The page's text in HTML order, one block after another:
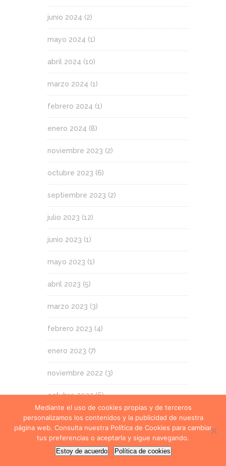
junio 2024 (2)
mayo 2024 (1)
abril 2024 (10)
marzo 2024 (1)
febrero 2024 (1)
enero 2024 (8)
noviembre 2023 (2)
octubre 2023 (6)
septiembre 2023 (2)
julio 2023 (12)
junio 2023 (1)
mayo 2023 (1)
abril 2023 (5)
marzo 2023 (3)
febrero 2023 (4)
enero 2023 (7)
noviembre 2022 (3)
octubre 2022(6)
septiembre 2022(2)
julio 2022(3)
Mediante el uso de cookies propias y de terceros
personalizamos los contenidos y la publicidad de nuestra
página web. Consulta nuestra Política de Cookies para cambiar
tus preferencias o aceptarla y sigue navegando.
Estoy de acuerdo Política de cookies